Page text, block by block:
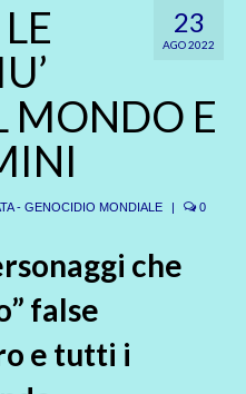
23
AGO 2022
MONDO E
- GENOCIDIO MONDIALE 0
che
false
e tutti i